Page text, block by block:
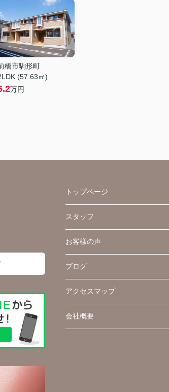
橋市駒形町
(57.63㎡)
万円
トップページ
スタッフ
お客様の声
ブログ
アクセスマップ
会社概要